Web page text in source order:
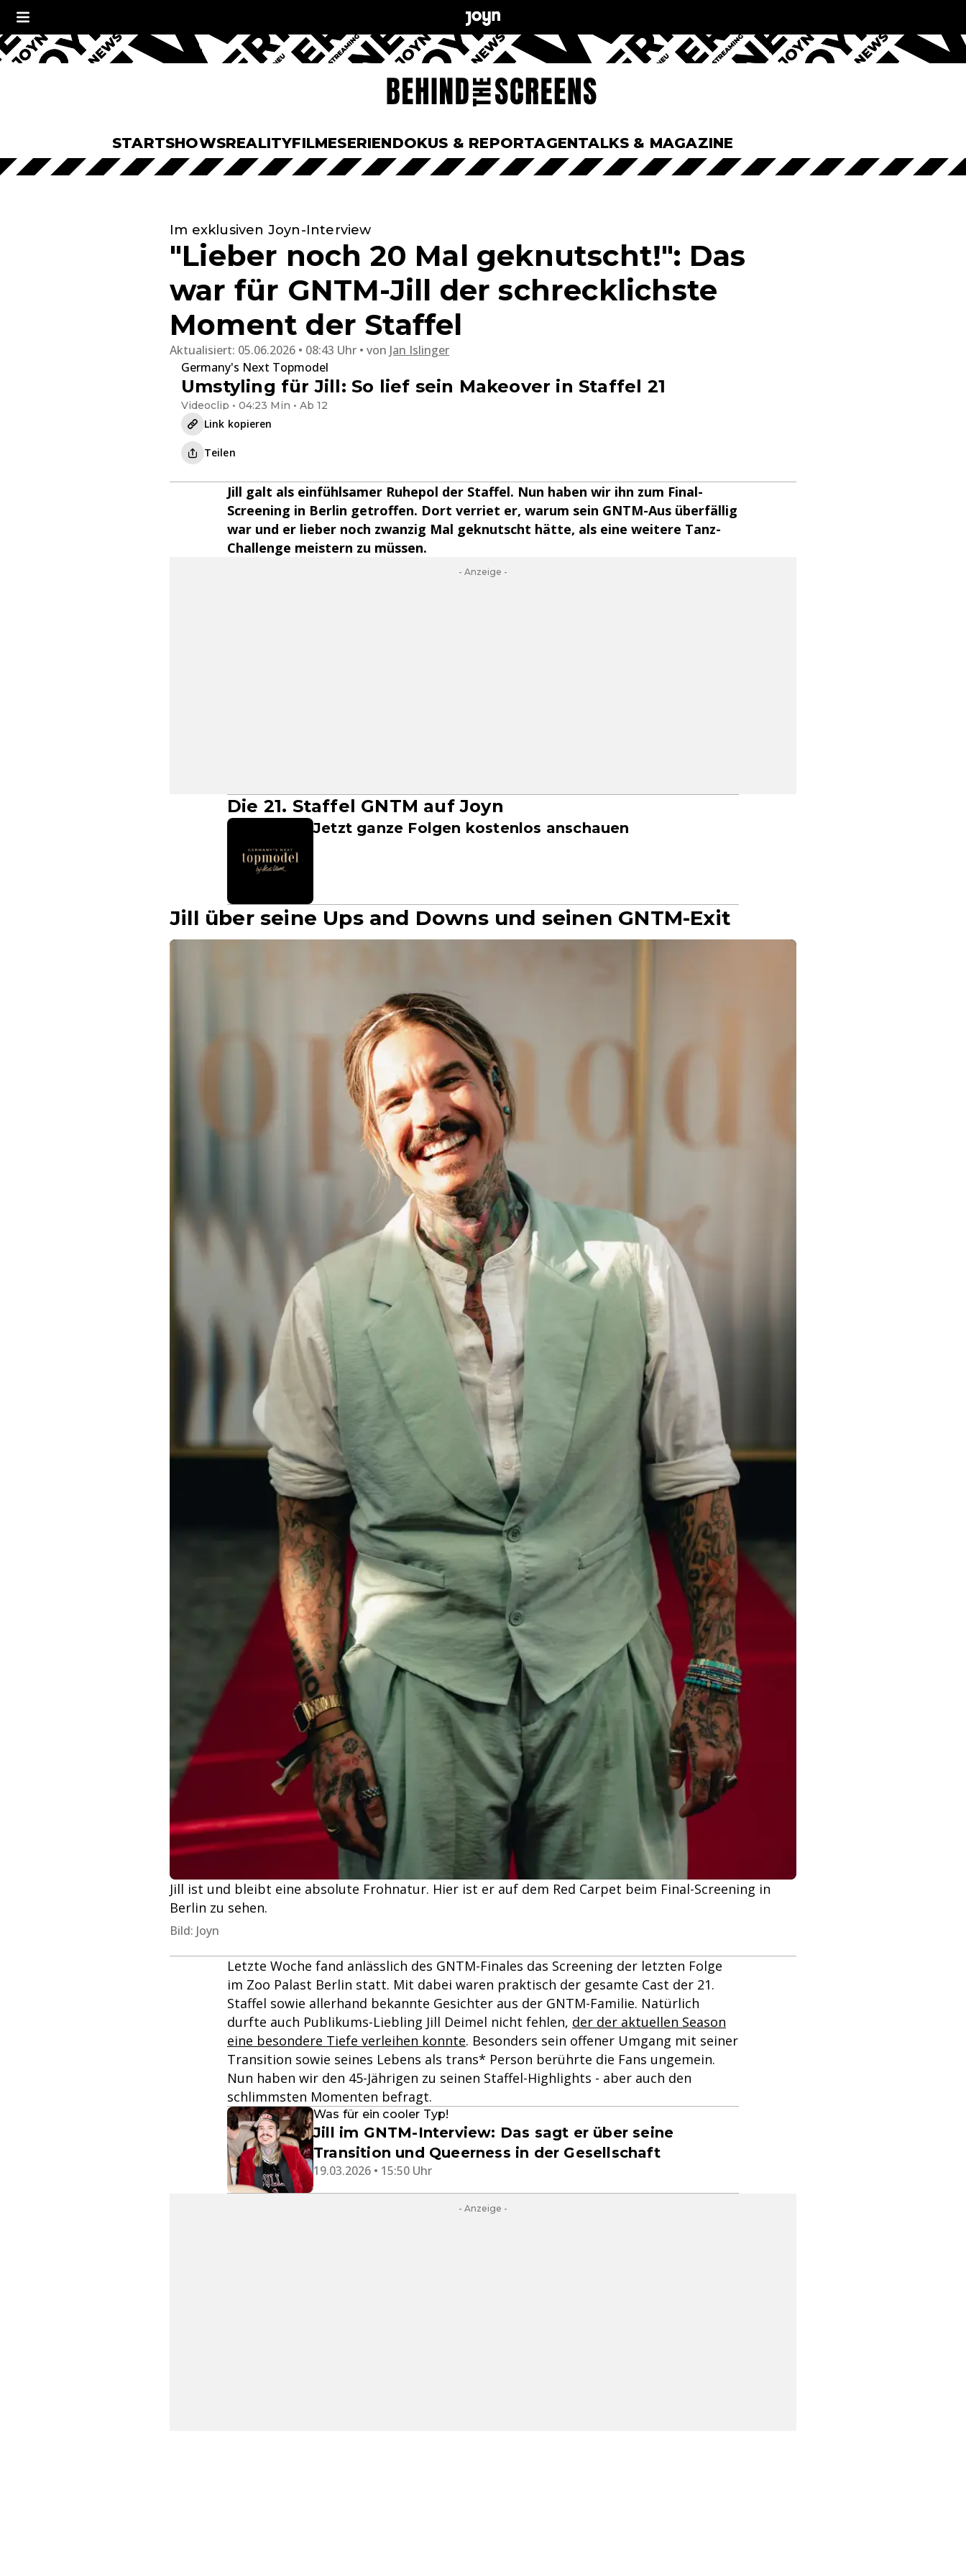
STARTSHOWSREALITYFILMESERIENDOKUS & REPORTAGENTALKS & MAGAZINE
Im exklusiven Joyn-Interview
"Lieber noch 20 Mal geknutscht!": Das
war für GNTM-Jill der schrecklichste
Moment der Staffel
Aktualisiert: 05.06.2026 • 08:43 Uhr von Jan Islinger
Germany's Next Topmodel
Umstyling für Jill: So lief sein Makeover in Staffel 21
Videoclip • 04:23 Min • Ab 12
Link kopieren
Teilen
Jill galt als einfühlsamer Ruhepol der Staffel. Nun haben wir ihn zum Final-
Screening in Berlin getroffen. Dort verriet er, warum sein GNTM-Aus überfällig
war und er lieber noch zwanzig Mal geknutscht hätte, als eine weitere Tanz-
Challenge meistern zu müssen.
- Anzeige -
Die 21. Staffel GNTM auf Joyn
Jetzt ganze Folgen kostenlos anschauen
Jill über seine Ups and Downs und seinen GNTM-Exit
Jill ist und bleibt eine absolute Frohnatur. Hier ist er auf dem Red Carpet beim Final-Screening in
Berlin zu sehen.
Bild: Joyn
Letzte Woche fand anlässlich des GNTM-Finales das Screening der letzten Folge
im Zoo Palast Berlin statt. Mit dabei waren praktisch der gesamte Cast der 21.
Staffel sowie allerhand bekannte Gesichter aus der GNTM-Familie. Natürlich
durfte auch Publikums-Liebling Jill Deimel nicht fehlen, der der aktuellen Season
eine besondere Tiefe verleihen konnte. Besonders sein offener Umgang mit seiner
Transition sowie seines Lebens als trans* Person berührte die Fans ungemein.
Nun haben wir den 45-Jährigen zu seinen Staffel-Highlights - aber auch den
schlimmsten Momenten befragt.
Was für ein cooler Typ!
Jill im GNTM-Interview: Das sagt er über seine
Transition und Queerness in der Gesellschaft
19.03.2026 • 15:50 Uhr
- Anzeige -